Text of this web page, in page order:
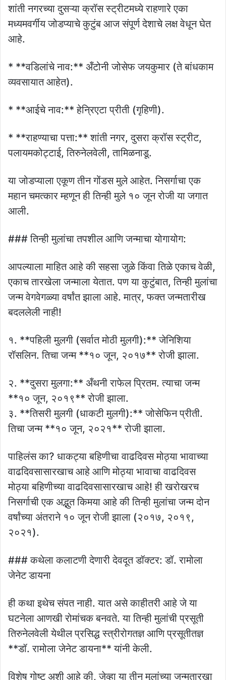
शांती नगरच्या दुसऱ्या क्रॉस स्ट्रीटमध्ये राहणारे एका
मध्यमवर्गीय जोडप्याचे कुटुंब आज संपूर्ण देशाचे लक्ष वेधून घेत
आहे.
* **वडिलांचे नाव:** अँटोनी जोसेफ जयकुमार (ते बांधकाम
व्यवसायात आहेत).
* **आईचे नाव:** हेन्रिएटा प्रीती (गृहिणी).
* **राहण्याचा पत्ता:** शांती नगर, दुसरा क्रॉस स्ट्रीट,
पलायमकोट्टाई, तिरुनेलवेली, तामिळनाडू.
या जोडप्याला एकूण तीन गोंडस मुले आहेत. निसर्गाचा एक
महान चमत्कार म्हणून ही तिन्ही मुले १० जून रोजी या जगात
आली.
### तिन्ही मुलांचा तपशील आणि जन्माचा योगायोग:
आपल्याला माहित आहे की सहसा जुळे किंवा तिळे एकाच वेळी,
एकाच तारखेला जन्माला येतात. पण या कुटुंबात, तिन्ही मुलांचा
जन्म वेगवेगळ्या वर्षांत झाला आहे. मात्र, फक्त जन्मतारीख
बदललेली नाही!
१. **पहिली मुलगी (सर्वात मोठी मुलगी):** जेनिशिया
रॉसलिन. तिचा जन्म **१० जून, २०१७** रोजी झाला.
२. **दुसरा मुलगा:** अँथनी राफेल प्रितम. त्याचा जन्म
**१० जून, २०१९** रोजी झाला.
३. **तिसरी मुलगी (धाकटी मुलगी):** जोसेफिन प्रीती.
तिचा जन्म **१० जून, २०२१** रोजी झाला.
पाहिलंस का? धाकट्या बहिणीचा वाढदिवस मोठ्या भावाच्या
वाढदिवसासारखाच आहे आणि मोठ्या भावाचा वाढदिवस
मोठ्या बहिणीच्या वाढदिवसासारखाच आहे! ही खरोखरच
निसर्गाची एक अद्भुत किमया आहे की तिन्ही मुलांचा जन्म दोन
वर्षांच्या अंतराने १० जून रोजी झाला (२०१७, २०१९,
२०२१).
### कथेला कलाटणी देणारी देवदूत डॉक्टर: डॉ. रामोला
जेनेट डायना
ही कथा इथेच संपत नाही. यात असे काहीतरी आहे जे या
घटनेला आणखी रोमांचक बनवते. या तिन्ही मुलांची प्रसूती
तिरुनेलवेली येथील प्रसिद्ध स्त्रीरोगतज्ञ आणि प्रसूतीतज्ञ
**डॉ. रामोला जेनेट डायना** यांनी केली.
विशेष गोष्ट अशी आहे की, जेव्हा या तीन मुलांच्या जन्मतारखा